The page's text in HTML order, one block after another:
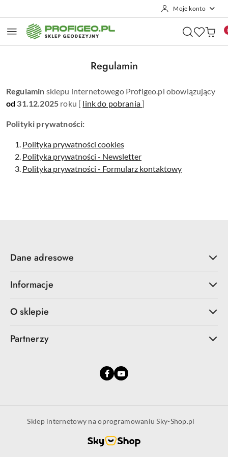
Moje konto
Regulamin
Regulamin sklepu internetowego Profigeo.pl obowiązujący
od 31.12.2025 roku [ link do pobrania]
Polityki prywatności:
Polityka prywatności cookies
Polityka prywatności - Newsletter
Polityka prywatności - Formularz kontaktowy
Dane adresowe
Informacje
O sklepie
Partnerzy
Sklep internetowy na oprogramowaniu Sky-Shop.pl